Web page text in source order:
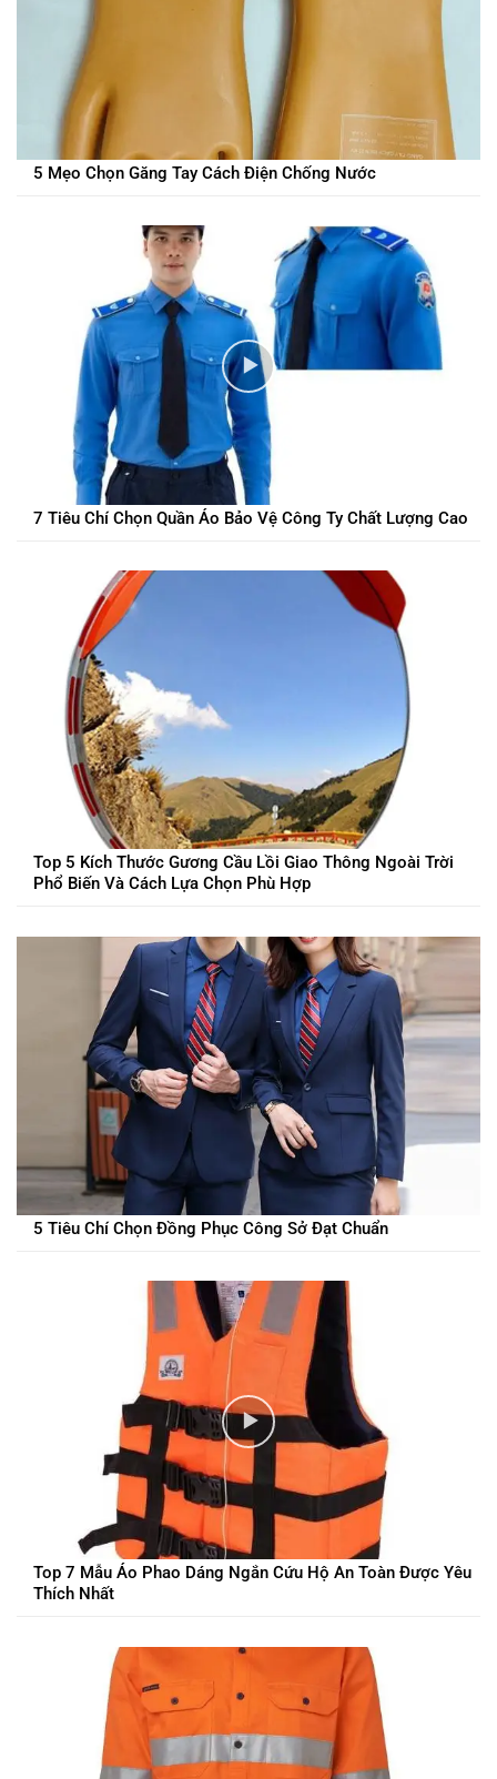
5 Mẹo Chọn Găng Tay Cách Điện Chống Nước
7 Tiêu Chí Chọn Quần Áo Bảo Vệ Công Ty Chất Lượng Cao
Top 5 Kích Thước Gương Cầu Lồi Giao Thông Ngoài Trời
Phổ Biến Và Cách Lựa Chọn Phù Hợp
5 Tiêu Chí Chọn Đồng Phục Công Sở Đạt Chuẩn
Top 7 Mẫu Áo Phao Dáng Ngắn Cứu Hộ An Toàn Được Yêu
Thích Nhất